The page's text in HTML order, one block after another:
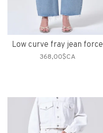
Low curve fray jean force
368,00$CA